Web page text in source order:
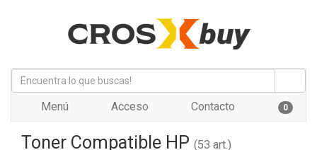
Menú Acceso Contacto 0
Toner Compatible HP (53 art.)